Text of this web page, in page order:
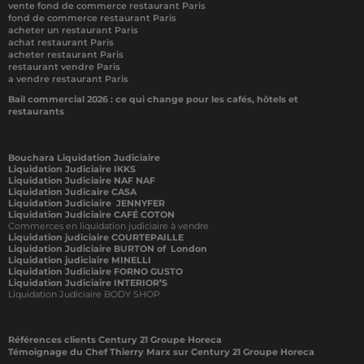
vente fond de commerce restaurant Paris
fond de commerce restaurant Paris
acheter un restaurant Paris
achat restaurant Paris
acheter restaurant Paris
restaurant vendre Paris
a vendre restaurant Paris
Bail commercial 2026 : ce qui change pour les cafés, hôtels et
restaurants
Bouchara Liquidation Judiciaire
Liquidation Judiciaire IKKS
Liquidation Judiciaire NAF NAF
Liquidation Judicaire CASA
Liquidation Judiciaire JENNYFER
Liquidation Judiciaire CAFÉ COTON
Commerces en liquidation judiciaire à vendre
Liquidation judiciaire COURTEPAILLE
Liquidation Judiciaire BURTON of London
Liquidation judiciaire MINELLI
Liquidation Judiciaire FORNO GUSTO
Liquidation Judiciaire INTERIOR’S
Liquidation Judiciaire BODY SHOP
Références clients Century 21 Groupe Horeca
Témoignage du Chef Thierry Marx sur Century 21 Groupe Horeca